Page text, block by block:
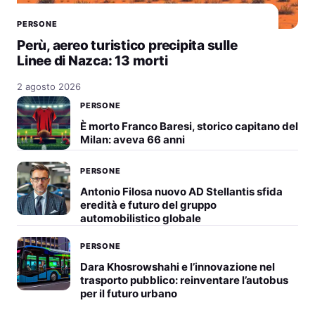
PERSONE
Perù, aereo turistico precipita sulle
Linee di Nazca: 13 morti
2 agosto 2026
PERSONE
È morto Franco Baresi, storico capitano del
Milan: aveva 66 anni
PERSONE
Antonio Filosa nuovo AD Stellantis sfida
eredità e futuro del gruppo
automobilistico globale
PERSONE
Dara Khosrowshahi e l’innovazione nel
trasporto pubblico: reinventare l’autobus
per il futuro urbano